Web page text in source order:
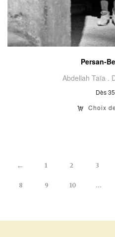
Persan-
Abdellah Taïa .
Dès
Choix
← 1 2 3
8 9 10 …